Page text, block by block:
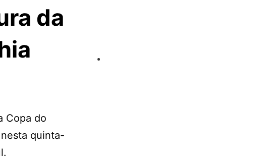
da
Copa do
quinta-